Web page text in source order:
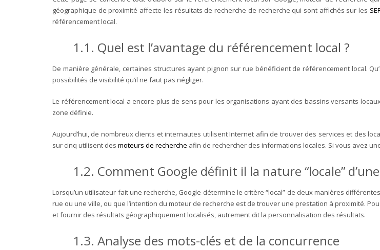
géographique de proximité affecte les résultats de recherche de recherche qui sont affichés sur les
référencement local.
1.1. Quel est l’avantage du référencement local ?
De manière générale, certaines structures ayant pignon sur rue bénéficient de référencement local.
possibilités de visibilité qu’il ne faut pas négliger.
Le référencement local a encore plus de sens pour les organisations ayant des bassins versants
zone définie.
Aujourd’hui, de nombreux clients et internautes utilisent Internet afin de trouver des services et des
sur cinq utilisent des moteurs de recherche afin de rechercher des informations locales. Si vous avez
1.2. Comment Google définit il la nature “locale”
Lorsqu’un utilisateur fait une recherche, Google détermine le critère “local” de deux manières
rue ou une ville, ou que l’intention du moteur de recherche est de trouver une prestation à proximité.
et fournir des résultats géographiquement localisés, autrement dit la personnalisation des résultats.
1.3. Analyse des mots-clés et de la concurrence